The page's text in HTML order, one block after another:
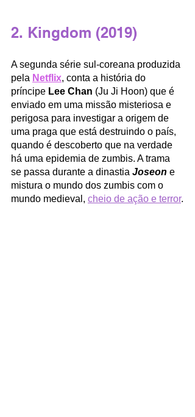
2. Kingdom (2019)
A segunda série sul-coreana produzida
pela Netflix, conta a história do
príncipe Lee Chan (Ju Ji Hoon) que é
enviado em uma missão misteriosa e
perigosa para investigar a origem de
uma praga que está destruindo o país,
quando é descoberto que na verdade
há uma epidemia de zumbis. A trama
se passa durante a dinastia Joseon e
mistura o mundo dos zumbis com o
mundo medieval, cheio de ação e terror.